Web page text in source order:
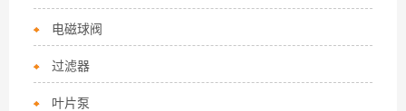
电磁球阀
过滤器
叶片泵